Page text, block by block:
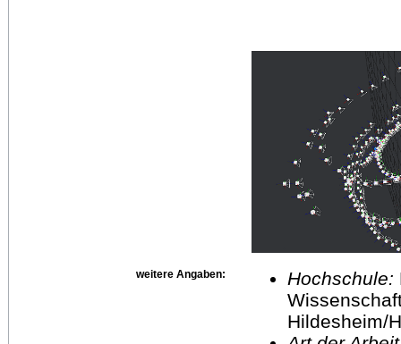
weitere Angaben: Hochschule:
Hildesheim/